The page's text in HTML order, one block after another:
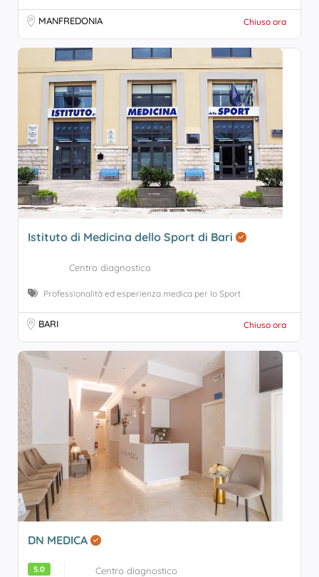
MANFREDONIA Chiuso ora
Istituto di Medicina dello Sport di Bari
Centro diagnostico
Professionalità ed esperienza medica per lo Sport
BARI Chiuso ora
DN MEDICA
5.0 Centro diagnostico